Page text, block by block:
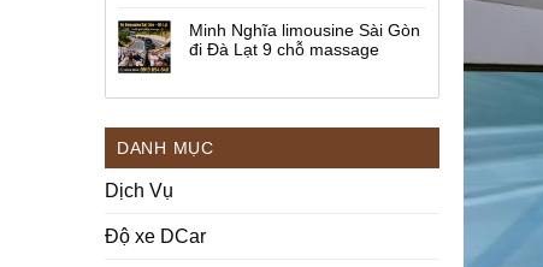
Minh Nghĩa limousine Sài Gòn
đi Đà Lạt 9 chỗ massage
DANH MỤC
Dịch Vụ
Độ xe DCar